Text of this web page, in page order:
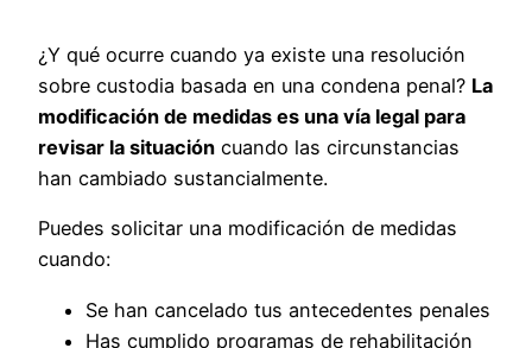
¿Y qué ocurre cuando ya existe una resolución
sobre custodia basada en una condena penal? La
modificación de medidas es una vía legal para
revisar la situación cuando las circunstancias
han cambiado sustancialmente.
Puedes solicitar una modificación de medidas
cuando:
Se han cancelado tus antecedentes penales
Has cumplido programas de rehabilitación